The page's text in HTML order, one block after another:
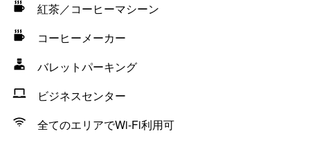
紅茶／コーヒーマシーン
コーヒーメーカー
バレットパーキング
ビジネスセンター
全てのエリアでWi-Fi利用可